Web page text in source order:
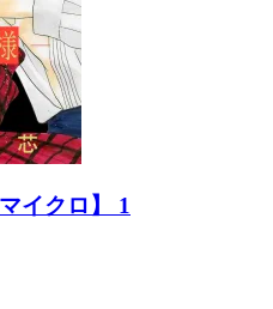
イクロ】 1